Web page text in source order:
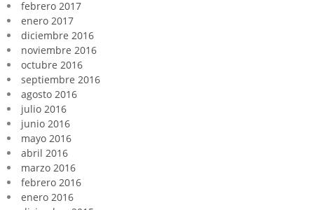
febrero 2017
enero 2017
diciembre 2016
noviembre 2016
octubre 2016
septiembre 2016
agosto 2016
julio 2016
junio 2016
mayo 2016
abril 2016
marzo 2016
febrero 2016
enero 2016